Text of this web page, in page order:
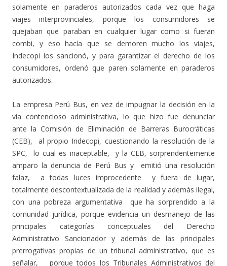
solamente en paraderos autorizados cada vez que haga
viajes interprovinciales, porque los consumidores se
quejaban que paraban en cualquier lugar como si fueran
combi, y eso hacía que se demoren mucho los viajes,
Indecopi los sancionó, y para garantizar el derecho de los
consumidores, ordenó que paren solamente en paraderos
autorizados.
La empresa Perú Bus, en vez de impugnar la decisión en la
vía contencioso administrativa, lo que hizo fue denunciar
ante la Comisión de Eliminación de Barreras Burocráticas
(CEB), al propio Indecopi, cuestionando la resolución de la
SPC, lo cual es inaceptable, y la CEB, sorprendentemente
amparo la denuncia de Perú Bus y emitió una resolución
falaz, a todas luces improcedente y fuera de lugar,
totalmente descontextualizada de la realidad y además ilegal,
con una pobreza argumentativa que ha sorprendido a la
comunidad jurídica, porque evidencia un desmanejo de las
principales categorías conceptuales del Derecho
Administrativo Sancionador y además de las principales
prerrogativas propias de un tribunal administrativo, que es
señalar, porque todos los Tribunales Administrativos del